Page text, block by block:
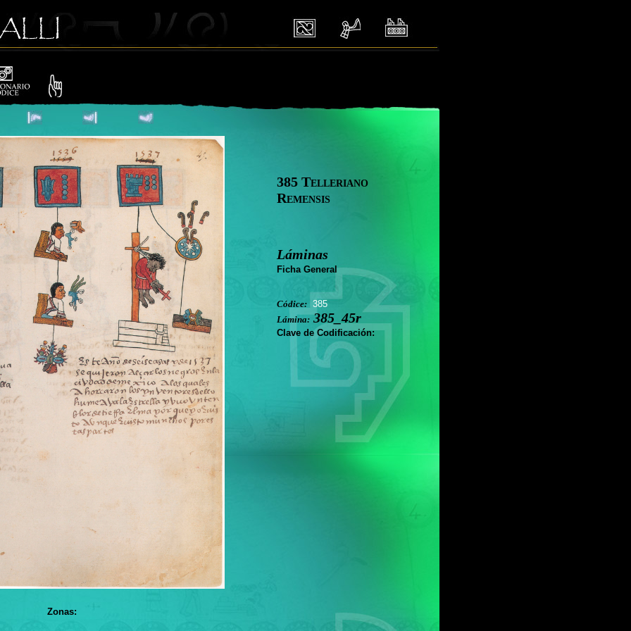
Zonas:
385 Telleriano
Remensis
Láminas
Ficha General
Códice: 385
Lámina:385_45r
Clave de Codificación: